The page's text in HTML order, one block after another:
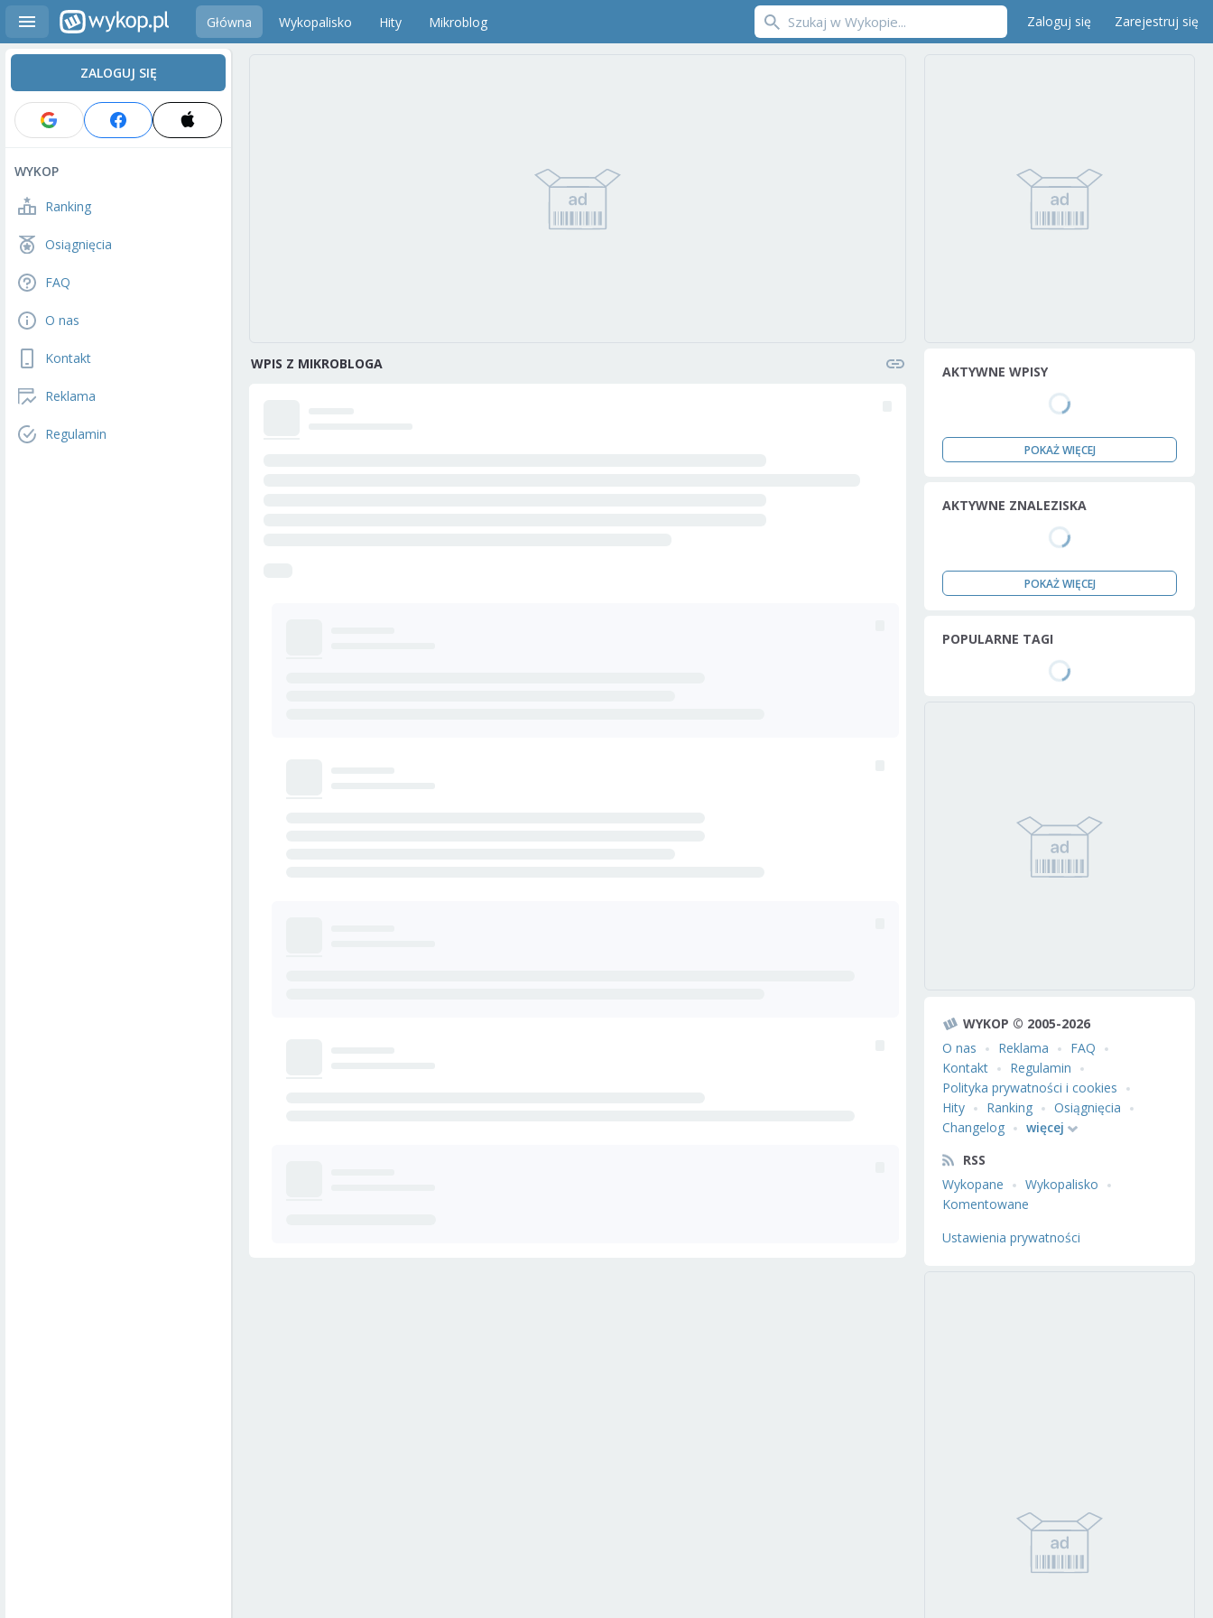
Główna Wykopalisko Hity Mikroblog Zaloguj się Zarejestruj się
ZALOGUJ SIĘ
WYKOP
Ranking
Osiągnięcia
FAQ
O nas
Kontakt
Reklama
Regulamin
WPIS Z MIKROBLOGA AKTYWNE WPISY
POKAŻ WIĘCEJ
AKTYWNE ZNALEZISKA
POKAŻ WIĘCEJ
POPULARNE TAGI
WYKOP © 2005-2026
O nas
Reklama
FAQ
Kontakt
Regulamin
Polityka prywatności i cookies
Hity
Ranking
Osiągnięcia
Changelog
więcej
RSS
Wykopane
Wykopalisko
Komentowane
Ustawienia prywatności